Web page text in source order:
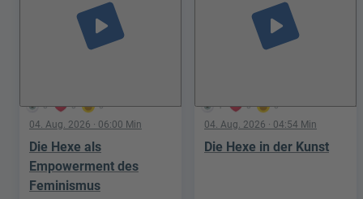
0 0 0
play_arrow
04. Aug. 2026 · 06:00 Min
Die Hexe als
Empowerment des
Feminismus
1 0 0
play_arrow
04. Aug. 2026 · 04:54 Min
Die Hexe in der Kunst